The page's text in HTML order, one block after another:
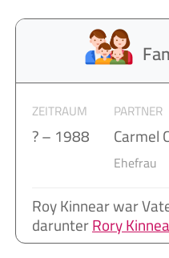
ZEITRAUM PARTNER
? – 1988 Carmel
Ehefrau
Roy Kinnear war
darunterRory